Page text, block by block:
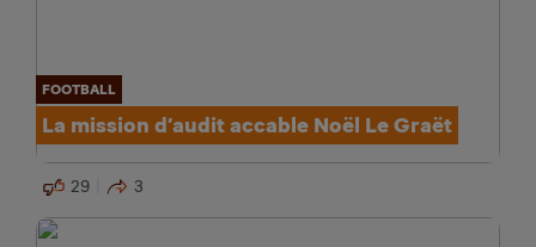
FOOTBALL
La mission d’audit accable Noël Le Graët
29 3